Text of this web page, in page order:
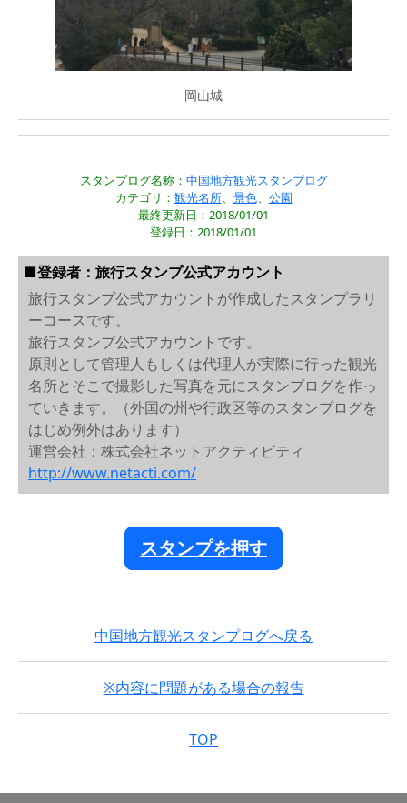
岡山城
スタンプログ名称： 中国地方観光スタンプログ
カテゴリ： 観光名所、 景色、 公園
最終更新日：2018/01/01
登録日：2018/01/01
■登録者：旅行スタンプ公式アカウント
旅行スタンプ公式アカウントが作成したスタンプラリ
ーコースです。
旅行スタンプ公式アカウントです。
原則として管理人もしくは代理人が実際に行った観光
名所とそこで撮影した写真を元にスタンプログを作っ
ていきます。（外国の州や行政区等のスタンプログを
はじめ例外はあります）
運営会社：株式会社ネットアクティビティ
http://www.netacti.com/
スタンプを押す
中国地方観光スタンプログへ戻る
※内容に問題がある場合の報告
TOP